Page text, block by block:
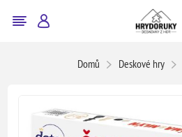
Domů Deskové hry